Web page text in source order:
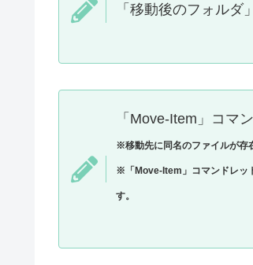
「移動後のフォルダ
「Move-Item」コマ
※移動先に同名のファイルが存
※「Move-Item」コマンドレッ
す。